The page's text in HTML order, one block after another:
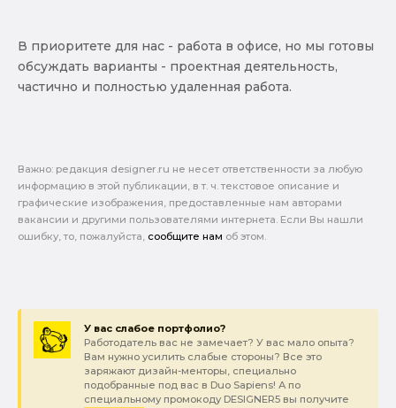
В приоритете для нас - работа в офисе, но мы готовы
обсуждать варианты - проектная деятельность,
частично и полностью удаленная работа.
Важно: pедакция designer.ru не несет ответственности за любую
информацию в этой публикации, в т. ч. текстовое описание и
графические изображения, предоставленные нам авторами
вакансии и другими пользователями интернета. Если Вы нашли
ошибку, то, пожалуйста, сообщите нам об этом.
У вас слабое портфолио?
Работодатель вас не замечает? У вас мало опыта?
Вам нужно усилить слабые стороны? Все это
заряжают дизайн-менторы, специально
подобранные под вас в Duo Sapiens! А по
специальному промокоду DESIGNER5 вы получите